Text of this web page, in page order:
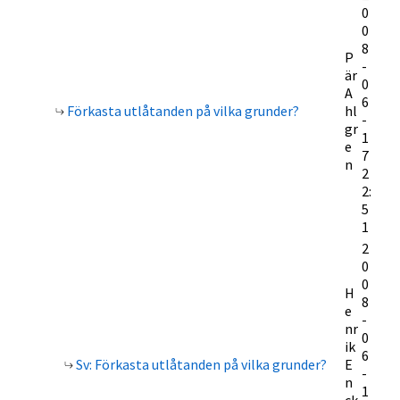
Förkasta utlåtanden på vilka grunder?
P
är
A
hl
gr
e
n
0
0
8
-
0
6
-
1
7
2
2:
5
1
Sv: Förkasta utlåtanden på vilka grunder?
H
e
nr
ik
E
n
2
0
0
8
-
0
6
-
1